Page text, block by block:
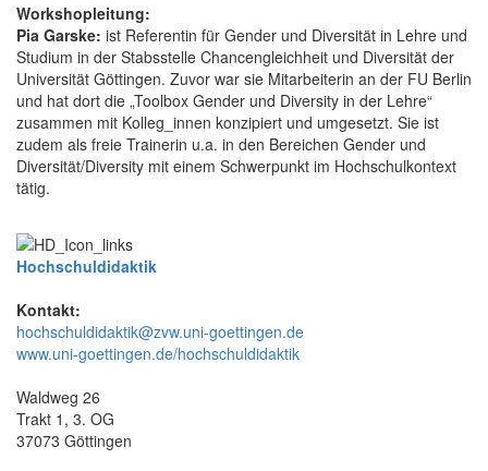
Workshopleitung:
Pia Garske: ist Referentin für Gender und Diversität in Lehre und
Studium in der Stabsstelle Chancengleichheit und Diversität der
Universität Göttingen. Zuvor war sie Mitarbeiterin an der FU Berlin
und hat dort die „Toolbox Gender und Diversity in der Lehre“
zusammen mit Kolleg_innen konzipiert und umgesetzt. Sie ist
zudem als freie Trainerin u.a. in den Bereichen Gender und
Diversität/Diversity mit einem Schwerpunkt im Hochschulkontext
tätig.
Hochschuldidaktik
Kontakt:
hochschuldidaktik@zvw.uni-goettingen.de
www.uni-goettingen.de/hochschuldidaktik
Waldweg 26
Trakt 1, 3. OG
37073 Göttingen